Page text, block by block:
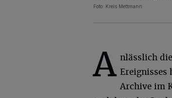
Foto: Kreis Mettmann
A nlässlich
Ereignisses
Archive im